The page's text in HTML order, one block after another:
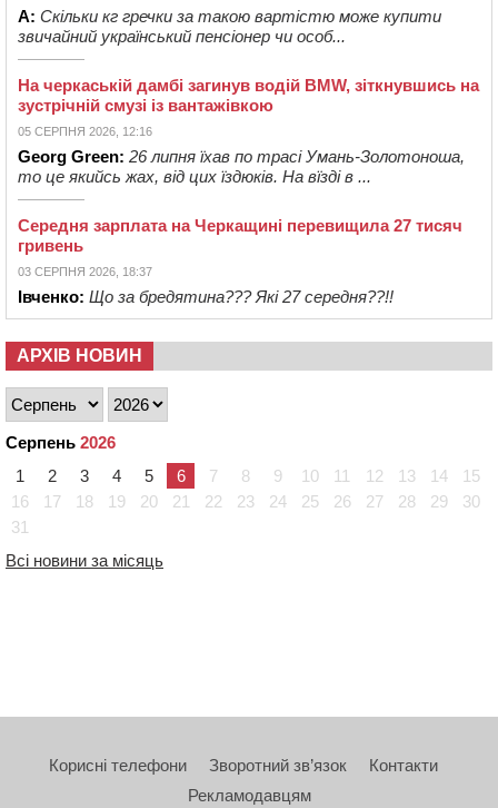
А: Скільки кг гречки за такою вартістю може купити
звичайний український пенсіонер чи особ...
На черкаській дамбі загинув водій BMW, зіткнувшись на
зустрічній смузі із вантажівкою
05 СЕРПНЯ 2026, 12:16
Georg Green: 26 липня їхав по трасі Умань-Золотоноша,
то це якийсь жах, від цих їздюків. На вїзді в ...
Середня зарплата на Черкащині перевищила 27 тисяч
гривень
03 СЕРПНЯ 2026, 18:37
Івченко: Що за бредятина??? Які 27 середня??!!
АРХІВ НОВИН
Серпень 2026
1
2 3 4 5 6 7 8 9 10 11 12 13 14
15
16
17 18 19 20 21 22 23 24 25 26 27 28 29
30
31
Всі новини за місяць
Корисні телефони Зворотний зв’язок
Контакти
Рекламодавцям